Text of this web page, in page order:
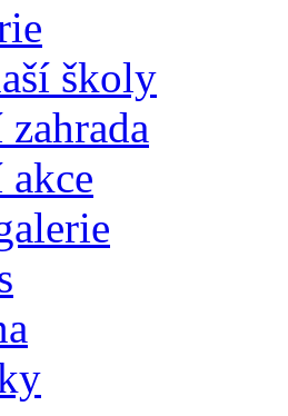
školy